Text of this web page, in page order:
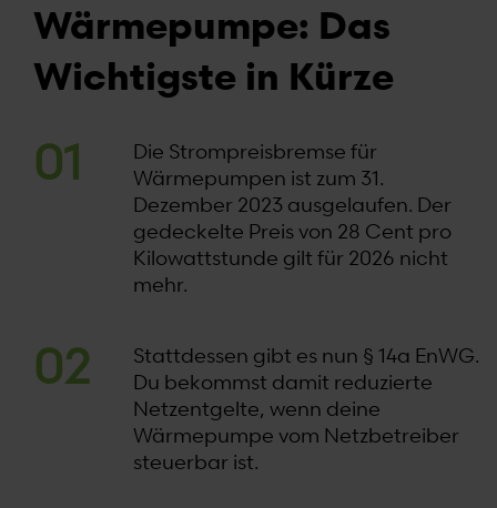
Wärmepumpe: Das
Wichtigste in Kürze
Die Strompreisbremse für
Wärmepumpen ist zum 31.
Dezember 2023 ausgelaufen. Der
gedeckelte Preis von 28 Cent pro
Kilowattstunde gilt für 2026 nicht
mehr.
Stattdessen gibt es nun § 14a EnWG.
Du bekommst damit reduzierte
Netzentgelte, wenn deine
Wärmepumpe vom Netzbetreiber
steuerbar ist.